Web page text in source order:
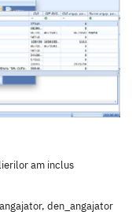
am inclus
den_angajator